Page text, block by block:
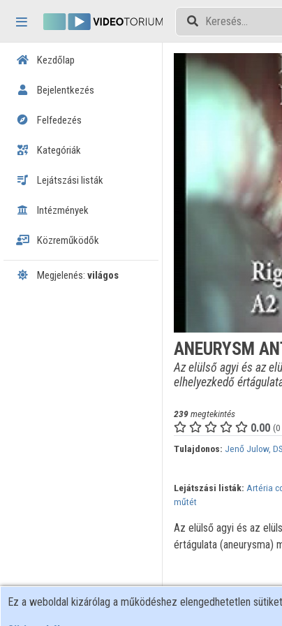
Tartalom kihagyása
Kezdőlap
Bejelentkezés
Felfedezés
Kategóriák
Lejátszási listák
Intézmények
Közreműködők
Megjelenés: világos
ANEURYSM
Az elülső agyi és az
elhelyezkedő
239megtekintés
0.00
Tulajdonos: Jenő Julow,
Lejátszási listák: Artéria
műtét
Az elülső agyi és az
értágulata (aneurysma)
Ez a weboldal kizárólag a működéshez elengedhetetlen